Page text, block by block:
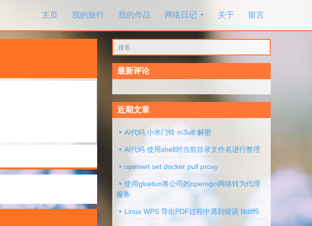
主页
我的旅行 我的作品 网络日记 关于 留言
索：
最新评论
近期文章
AI代码 小米门铃 m3u8 解密
AI代码 使用shell对当前目录文件名进行整理
openwrt set docker pull proxy
使用gluetun将公司的openvpn网络转为代理
服务
Linux WPS 导出PDF过程中遇到错误 libtiff5